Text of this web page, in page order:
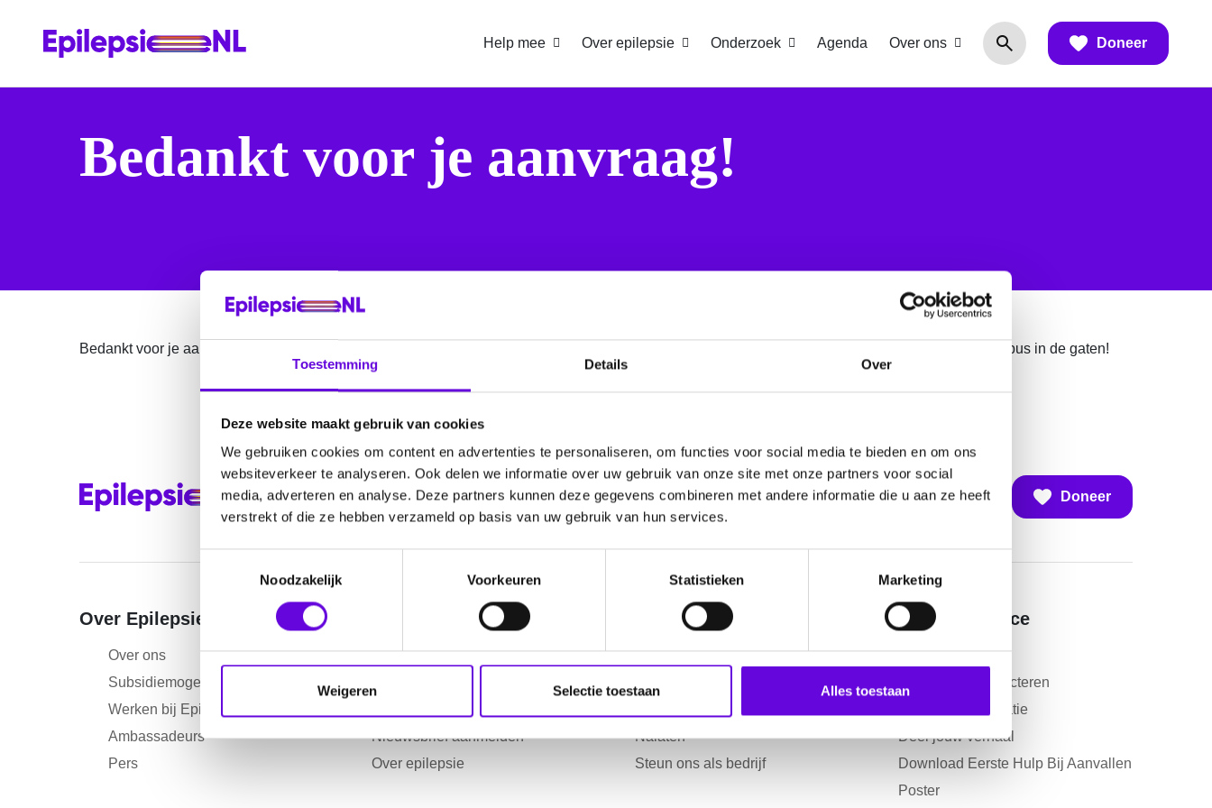
Toestemming Details Over
Deze website maakt gebruik van cookies
We gebruiken cookies om content en advertenties te personaliseren, om functies voor social media te bieden en om ons
websiteverkeer te analyseren. Ook delen we informatie over uw gebruik van onze site met onze partners voor social
media, adverteren en analyse. Deze partners kunnen deze gegevens combineren met andere informatie die u aan ze heeft
verstrekt of die ze hebben verzameld op basis van uw gebruik van hun services.
T
s
m
m
i
Noodzakelijk Voorkeuren Statistieken Marketing
Weigeren Selectie toestaan Alles toestaan
Help mee Over epilepsie Onderzoek Agenda Over ons Doneer
Bedankt voor je aanvraag!
Bedankt voor je aanvraag van onze brochure ‘Een toekomst zonder epilepsie’. We hebben je aanvraag in goede orde ontvangen. Houd je brievenbus in de gaten!
Doneer
Over EpilepsieNL
Over ons
Subsidiemogelijkheden
Werken bij EpilepsieNL
Ambassadeurs
Pers
Nieuws
Nieuwsbrief aanmelden
Over epilepsie
Help mee
Doneren
Collecteren
Nalaten
Steun ons als bedrijf
Contact en service
Contact
Vragen over collecteren
Donateursinformatie
Deel jouw verhaal
Download Eerste Hulp Bij Aanvallen
Poster